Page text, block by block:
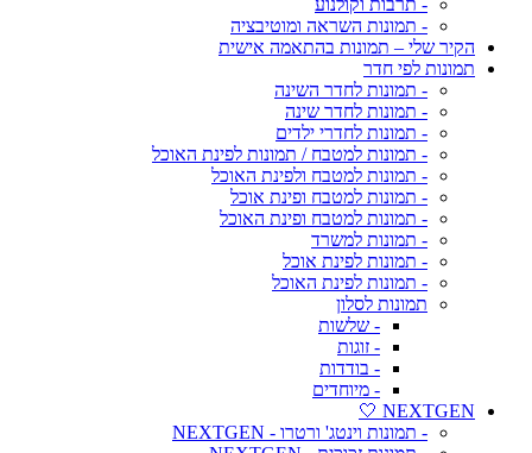
- תרבות וקולנוע
- תמונות השראה ומוטיבציה
הקיר שלי – תמונות בהתאמה אישית
תמונות לפי חדר
- תמונות לחדר השינה
- תמונות לחדר שינה
- תמונות לחדרי ילדים
- תמונות למטבח / תמונות לפינת האוכל
- תמונות למטבח ולפינת האוכל
- תמונות למטבח ופינת אוכל
- תמונות למטבח ופינת האוכל
- תמונות למשרד
- תמונות לפינת אוכל
- תמונות לפינת האוכל
תמונות לסלון
- שלשות
- זוגות
- בודדות
- מיוחדים
NEXTGEN 🤍
- תמונות וינטג' ורטרו - NEXTGEN